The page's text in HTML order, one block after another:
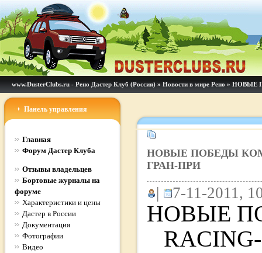
www.DusterClubs.ru - Рено Дастер Клуб (Россия) » Новости в мире Рено » НОВЫЕ
Панель управления
Главная
Форум Дастер Клуба
Отзывы владельцев
Бортовые журналы на
форуме
Характеристики и цены
Дастер в России
Документация
Фотографии
Видео
НОВЫЕ ПОБЕДЫ
ГРАН-ПРИ
| 7-11-2011,
НОВЫЕ